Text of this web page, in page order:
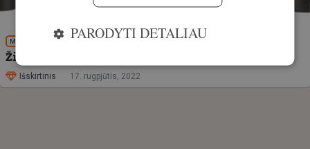
MEDŽIOKLĖS REIKMENYS
Žiūronai. Kompaktiški, ergonomiški, efektyvūs
Išskirtinis 17. rugpjūtis, 2022
PARODYTI DETALIAU